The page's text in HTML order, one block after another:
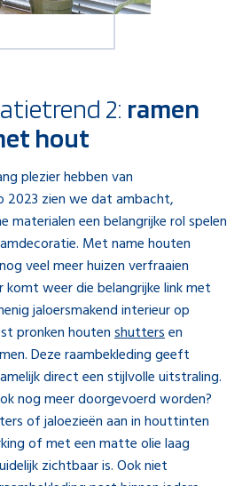
2: ramen
hout
plezier hebben van
2023 zien we dat ambacht,
materialen een belangrijke rol spelen
Met name houten
veel meer huizen verfraaien
komt weer die belangrijke link met
jaloersmakend interieur op
pronken houtenshuttersen
Deze raambekleding geeft
direct een stijlvolle uitstraling.
nog meer doorgevoerd worden?
of jaloezieën aan in houttinten
of met een matte olie laag
zichtbaar is. Ook niet